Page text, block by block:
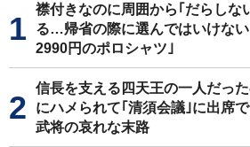
襟付きなのに周囲から｢だらしな
る…帰省の際に選んではいけな
2990円のポロシャツ｣
信長を支える四天王の一人だっ
にハメられて｢清須会議｣に出席
武将の哀れな末路